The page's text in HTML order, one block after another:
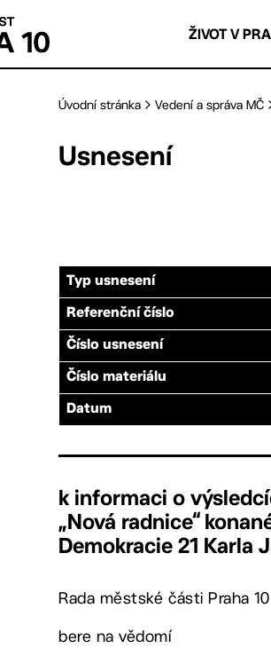
ŽIVOT V
Úvodní stránka Vedení a správa MČ
Usnesení
Typ usnesení
Referenční číslo
Číslo usnesení
Číslo materiálu
Datum
k informaci o
„Nová radnice“
Demokracie 21 Karla
Rada městské části Praha 10
bere na vědomí